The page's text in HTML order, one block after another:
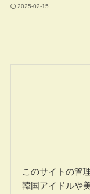
2025-02-15
このサイトの管
韓国アイドルや